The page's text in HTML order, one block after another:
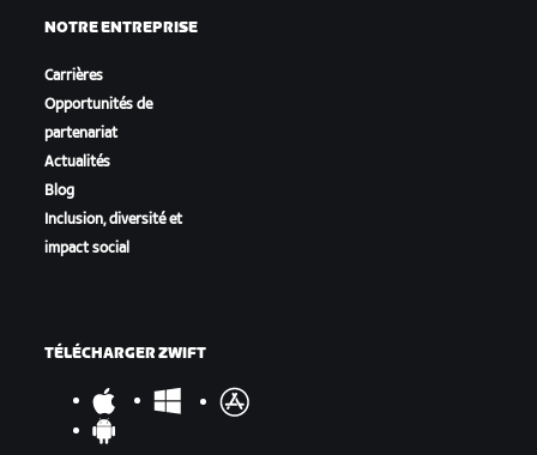
NOTRE ENTREPRISE
Carrières
Opportunités de
partenariat
Actualités
Blog
Inclusion, diversité et
impact social
TÉLÉCHARGER ZWIFT